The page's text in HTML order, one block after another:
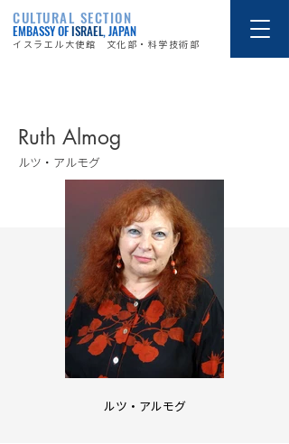
CULTURAL SECTION
EMBASSY OFISRAEL, JAPAN
イスラエル大使館 文化部・科学技術部
Ruth Almog
ルツ・アルモグ
ルツ・アルモグ